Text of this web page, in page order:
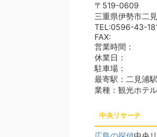
〒519-0609
三重県伊勢市二
TEL:0596-43-
FAX:
営業時間：
休業日：
駐車場：
最寄駅：二見浦駅
業種：観光ホテ
中央リサーチ